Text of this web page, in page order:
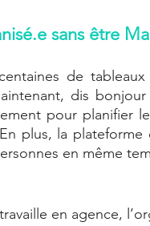
sans être
de
dis bonjour
pour planifier
plus, la
en même
en agence,